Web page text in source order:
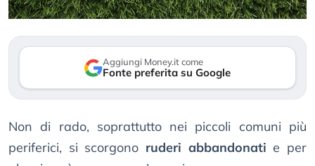
Aggiungi Money.it come
Fonte preferita su Google
Non di rado, soprattutto nei piccoli comuni più
periferici, si scorgono ruderi abbandonati e per